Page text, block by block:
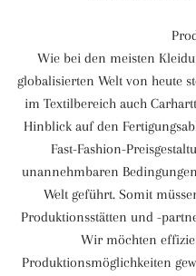
Wie bei den meisten
globalisierten Welt von heute
im Textilbereich auch
Hinblick auf den
Fast-Fashion-
unannehmbaren
Welt geführt. Somit
Produktionsstätten und -
Wir möchten
Produktionsmöglichkeiten